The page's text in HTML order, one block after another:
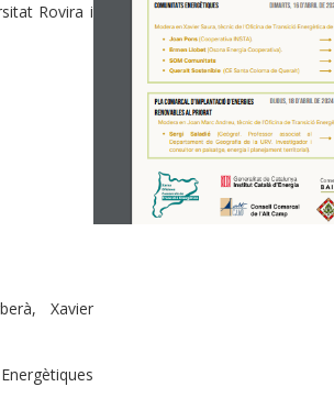
Rovira i
Xavier